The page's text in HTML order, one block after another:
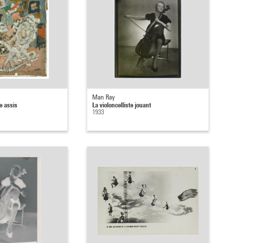
assis
Man Ray
La violoncelliste jouant
1933